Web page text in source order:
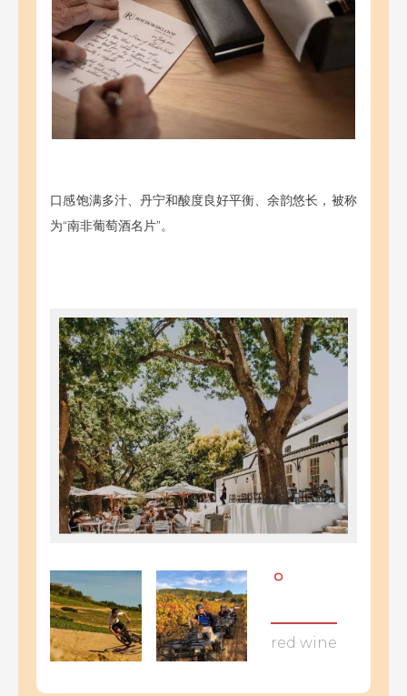
口感饱满多汁、丹宁和酸度良好平衡、余韵悠长，被称
为“南非葡萄酒名片”。
。
red wine